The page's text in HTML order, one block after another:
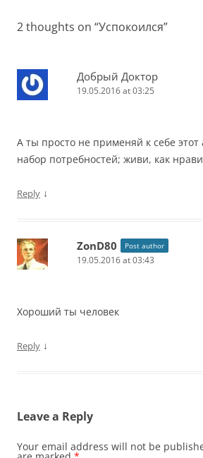
2 thoughts on “Успокоился”
Добрый Доктор
19.05.2016 at 03:25
А ты просто не применяй к себе этот
набор потребностей; живи, как
Reply ↓
ZonD80 Post author
19.05.2016 at 03:43
Хороший ты человек
Reply ↓
Leave a Reply
Your email address will not be